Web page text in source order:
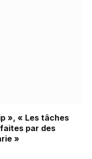
», « Les tâches
par des
»